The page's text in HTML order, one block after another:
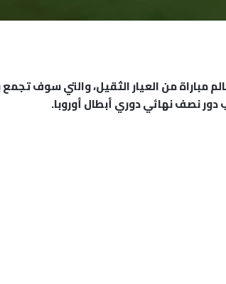
مباراة من العيار الثقيل، والتي سوف
دور نصف نهائي دوري أبطال أوروبا.